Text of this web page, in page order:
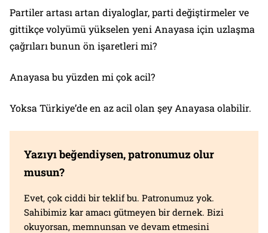
Partiler artası artan diyaloglar, parti değiştirmeler ve
gittikçe volyümü yükselen yeni Anayasa için uzlaşma
çağrıları bunun ön işaretleri mi?
Anayasa bu yüzden mi çok acil?
Yoksa Türkiye’de en az acil olan şey Anayasa olabilir.
Yazıyı beğendiysen, patronumuz olur
musun?
Evet, çok ciddi bir teklif bu. Patronumuz yok.
Sahibimiz kar amacı gütmeyen bir dernek. Bizi
okuyorsan, memnunsan ve devam etmesini